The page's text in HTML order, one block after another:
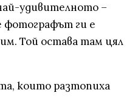
удивителното –
фотографът ги е
Той остава там цял
които разтопиха